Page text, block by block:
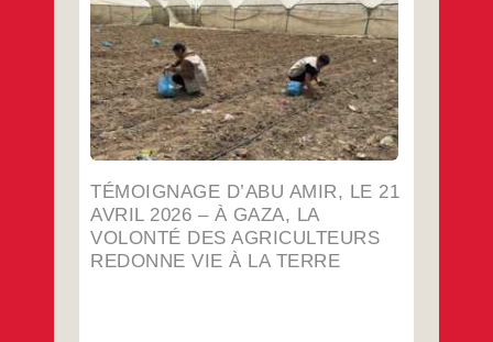
TÉMOIGNAGE D’ABU AMIR, LE 21
AVRIL 2026 – À GAZA, LA
VOLONTÉ DES AGRICULTEURS
REDONNE VIE À LA TERRE
L’agriculture dans la bande de Gaza entre
blocus et destruction mais les initiatives de
soutien redonnent vie à la terre Les
agriculteurs de la bande de Gaza vivent une
réalité extrêmement difficile ; avec le
renforcement du blocus et la poursuite des
restrictions imposées à l’entrée des intrants
agricoles, l’agriculteur gazaoui
…
Témoignage
d’Abu
Amir,
le
avril
2026
–
À
Gaza,
la
…